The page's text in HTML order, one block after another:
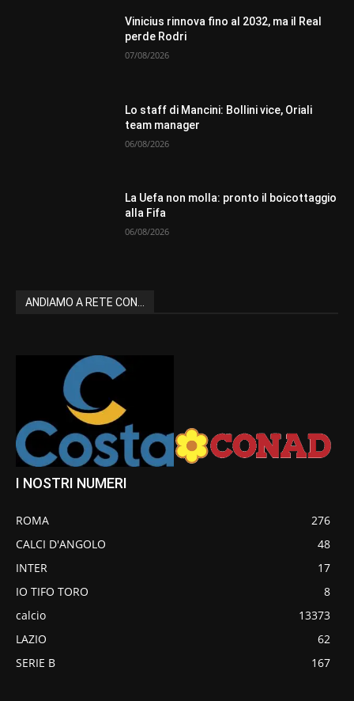
Vinicius rinnova fino al 2032, ma il Real
perde Rodri
07/08/2026
Lo staff di Mancini: Bollini vice, Oriali
team manager
06/08/2026
La Uefa non molla: pronto il boicottaggio
alla Fifa
06/08/2026
ANDIAMO A RETE CON...
I NOSTRI NUMERI
ROMA
276
CALCI D'ANGOLO
48
INTER
17
IO TIFO TORO
8
calcio
13373
LAZIO
62
SERIE B
167